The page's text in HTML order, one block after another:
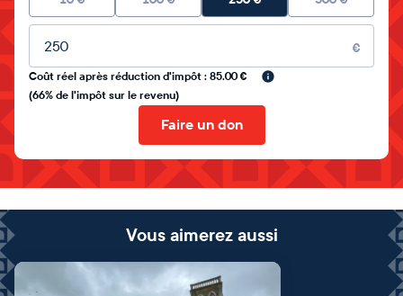
Montant libre
€
Coût réel après réduction d'impôt : 85.00 €
(66% de l'impôt sur le revenu)
Faire un don
Vous aimerez aussi